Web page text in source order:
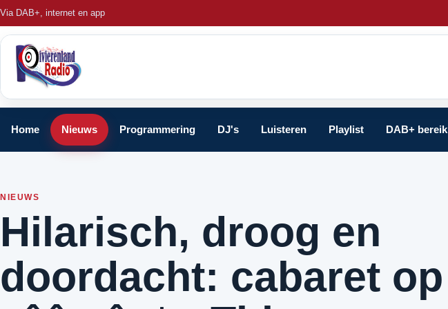
Via DAB+, internet en app
Home Nieuws Programmering DJ's Luisteren Playlist DAB+ bereik
NIEUWS
Hilarisch, droog en
doordacht: cabaret op